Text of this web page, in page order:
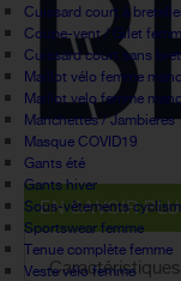
Cuissard court à
Coupe-vent / Gilet
Cuissard court sans
Maillot vélo femme
Maillot velo femme
Manchettes / Jambieres
Masque COVID19
Gants été
Gants hiver
Sous-vêtements
Sportswear femme
Tenue complète femme
Veste vélo femme
EN SAVOIR